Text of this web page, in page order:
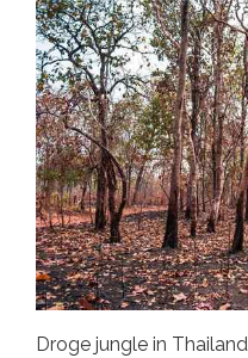
Droge jungle in Thailand